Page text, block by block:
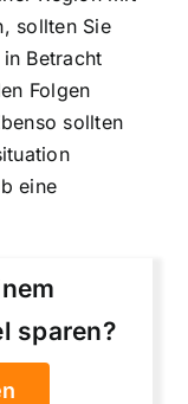
sollten Sie
Betracht
Folgen
sollten
eine
sparen?